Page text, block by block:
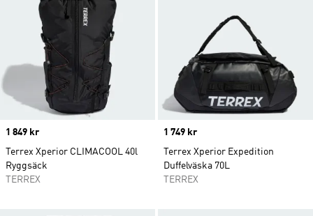
Price
1 849 kr
Terrex Xperior CLIMACOOL 40l
Ryggsäck
TERREX
Price
1 749 kr
Terrex Xperior Expedition
Duffelväska 70L
TERREX